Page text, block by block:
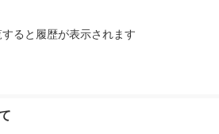
ると履歴が表示されます